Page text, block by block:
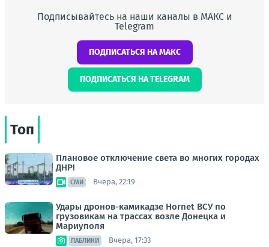
Подписывайтесь на наши каналы в МАКС и
Telegram
ПОДПИСАТЬСЯ НА МАКС
ПОДПИСАТЬСЯ НА TELEGRAM
Топ
Плановое отключение света во многих городах
ДНР!
СМИ Вчера, 22:19
Удары дронов-камикадзе Hornet ВСУ по
грузовикам на трассах возле Донецка и
Мариуполя
ПАБЛИКИ Вчера, 17:33